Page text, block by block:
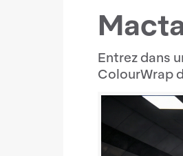
Entrez dans
ColourWrap